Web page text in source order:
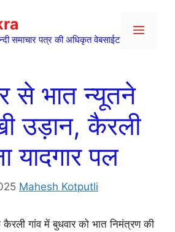
समाचार पत्र की अधिकृत वेबसाईट
Menu
से भात न्यूतने
उड़ान, कैरली
यादगार पल
Mahesh Kotputli
गांव में बुधवार को भात निमंत्रण की